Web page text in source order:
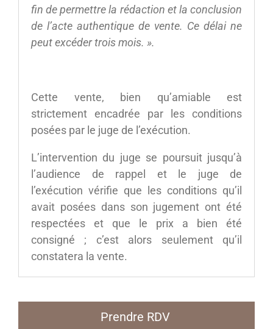
fin de permettre la rédaction et la conclusion
de l’acte authentique de vente. Ce délai ne
peut excéder trois mois. ».
Cette vente, bien qu’amiable est
strictement encadrée par les conditions
posées par le juge de l’exécution.
L’intervention du juge se poursuit jusqu’à
l’audience de rappel et le juge de
l’exécution vérifie que les conditions qu’il
avait posées dans son jugement ont été
respectées et que le prix a bien été
consigné ; c’est alors seulement qu’il
constatera la vente.
Prendre RDV